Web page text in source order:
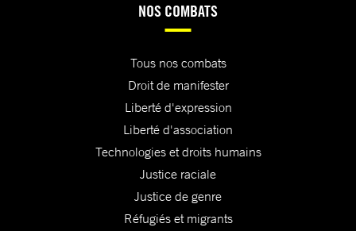
NOS COMBATS
Tous nos combats
Droit de manifester
Liberté d'expression
Liberté d'association
Technologies et droits humains
Justice raciale
Justice de genre
Réfugiés et migrants